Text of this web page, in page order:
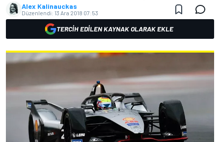
Alex Kalinauckas
Düzenlendi: 13 Ara 2018 07:53
TERCIH EDILEN KAYNAK OLARAK EKLE